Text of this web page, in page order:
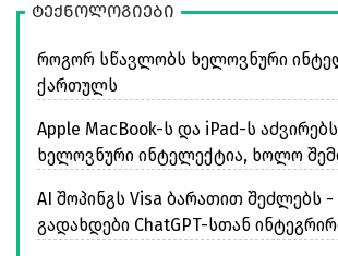
ტექნოლოგიები
როგორ სწავლობს ხელოვნური
ქართულს
Apple MacBook-ს და iPad-ს
ხელოვნური ინტელექტია, ხოლო
AI შოპინგს Visa ბარათით შეძლებს -
გადახდები ChatGPT-სთან